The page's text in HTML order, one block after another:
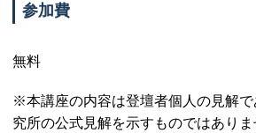
参加費
無料
※本講座の内容は登壇者個人の見解
究所の公式見解を示すものではありま